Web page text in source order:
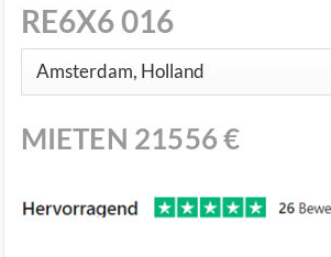
RE6X6 016
MIETEN 21556€